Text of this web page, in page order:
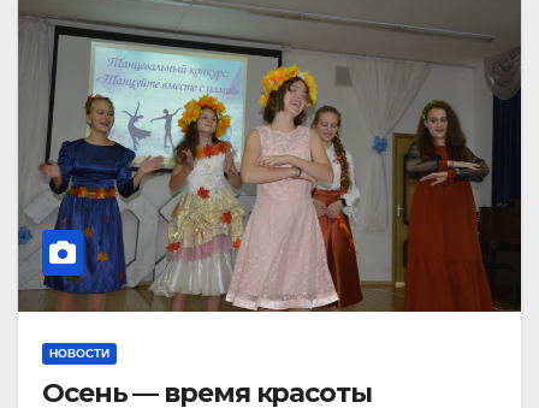
НОВОСТИ
Осень — время красоты